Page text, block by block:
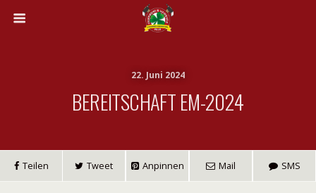
22. Juni 2024
BEREITSCHAFT EM-2024
Teilen Tweet Anpinnen Mail SMS